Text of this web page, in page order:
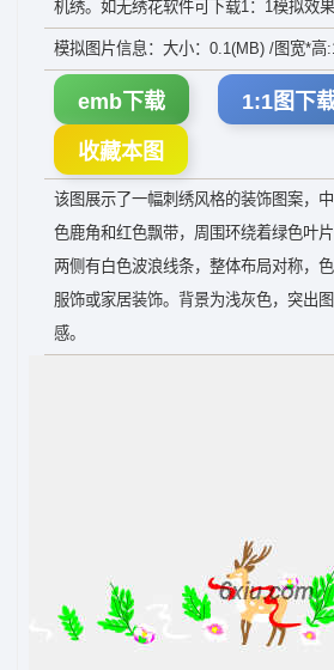
机绣。如无绣花软件可下载1：1模拟效果
模拟图片信息：大小：0.1(MB) /图宽*高
emb下载 1:1图下
收藏本图
该图展示了一幅刺绣风格的装饰图案，
色鹿角和红色飘带，周围环绕着绿色叶
两侧有白色波浪线条，整体布局对称，
服饰或家居装饰。背景为浅灰色，突出
感。